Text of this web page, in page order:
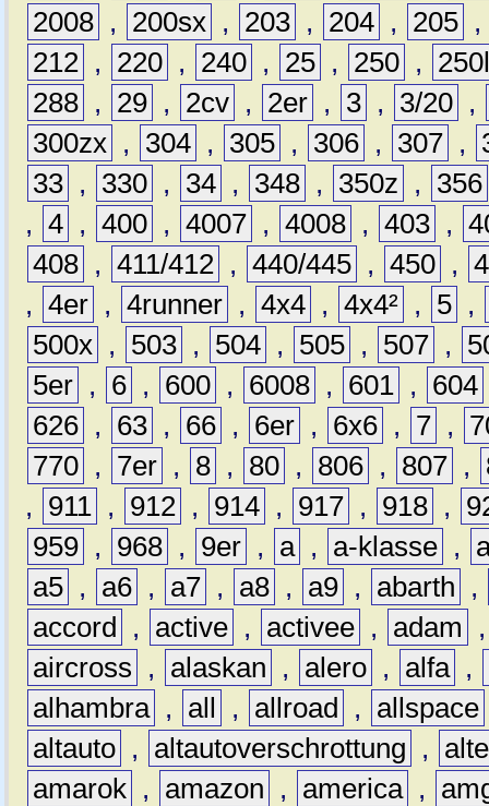
2008 , 200sx , 203 , 204 , 205 ,
212 , 220 , 240 , 25 , 250 ,
288 , 29 , 2cv , 2er , 3 , 3/20 ,
300zx , 304 , 305 , 306 , 307 ,
33 , 330 , 34 , 348 , 350z ,
356
, 4 , 400 , 4007 , 4008 , 403 ,
408 , 411/412 , 440/445 , 450 ,
, 4er , 4runner , 4x4 , 4x4² , 5 ,
500x , 503 , 504 , 505 , 507 ,
5er , 6 , 600 , 6008 , 601 , 604
626 , 63 , 66 , 6er , 6x6 , 7 ,
770 , 7er , 8 , 80 , 806 , 807 ,
,
911 , 912 , 914 , 917 , 918 ,
959 , 968 , 9er , a , a-klasse ,
a5 , a6 , a7 , a8 , a9 , abarth
,
accord
, active , activee , adam
aircross
, alaskan , alero , alfa ,
alhambra , all , allroad , allspace
altauto , altautoverschrottung ,
amarok , amazon , america ,